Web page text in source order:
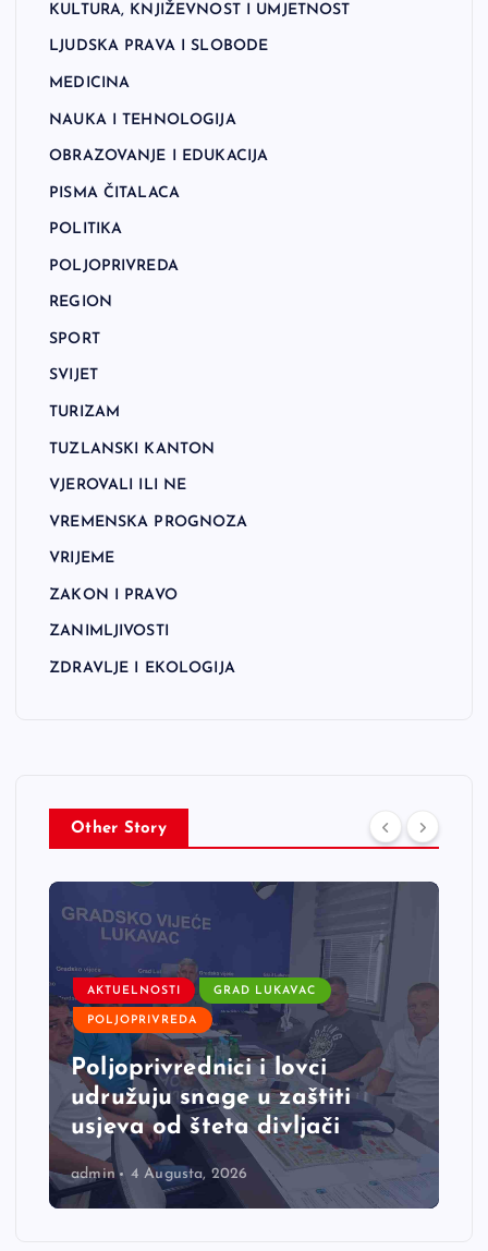
KULTURA, KNJIŽEVNOST I UMJETNOST
LJUDSKA PRAVA I SLOBODE
MEDICINA
NAUKA I TEHNOLOGIJA
OBRAZOVANJE I EDUKACIJA
PISMA ČITALACA
POLITIKA
POLJOPRIVREDA
REGION
SPORT
SVIJET
TURIZAM
TUZLANSKI KANTON
VJEROVALI ILI NE
VREMENSKA PROGNOZA
VRIJEME
ZAKON I PRAVO
ZANIMLJIVOSTI
ZDRAVLJE I EKOLOGIJA
Other Story
AKTUELNOSTI GRAD LUKAVAC
POLJOPRIVREDA
Poljoprivrednici i lovci
udružuju snage u zaštiti
usjeva od šteta divljači
admin 4 Augusta, 2026